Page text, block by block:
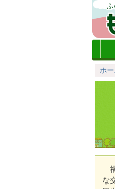
ホー
な